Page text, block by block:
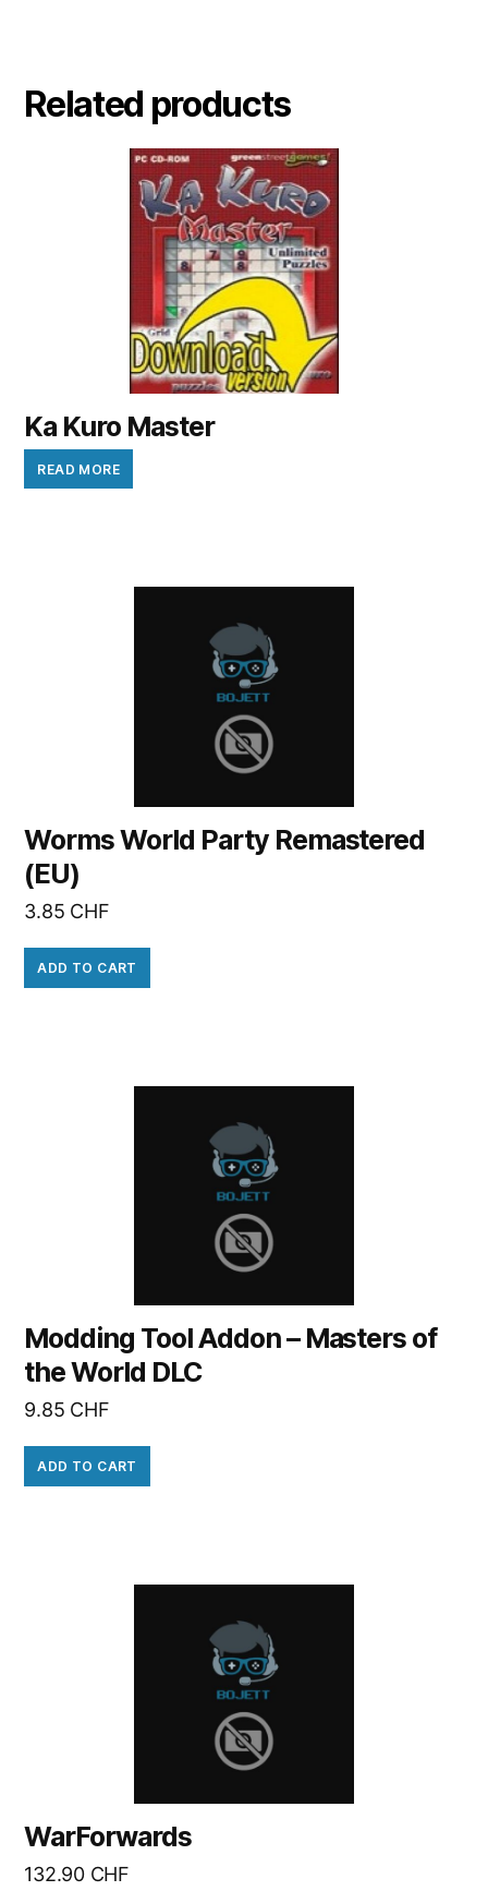
Related products
Ka Kuro Master
READ MORE
Worms World Party Remastered
(EU)
3.85 CHF
ADD TO CART
Modding Tool Addon – Masters of
the World DLC
9.85 CHF
ADD TO CART
WarForwards
132.90 CHF